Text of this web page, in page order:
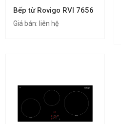
Bếp từ Rovigo RVI 7656
Giá bán: liên hệ